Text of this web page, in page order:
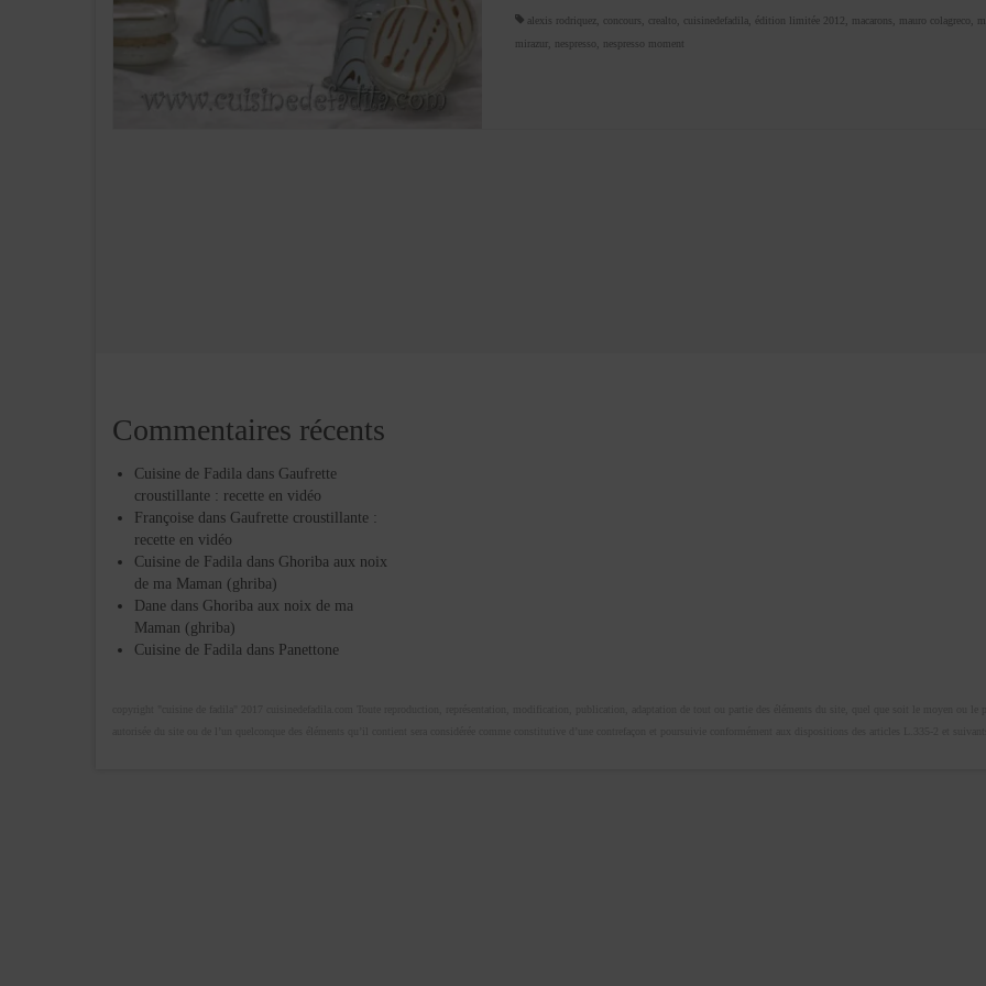
alexis rodriquez, concours, crealto , cuisinedefadila, édition limitée 2012, macarons, mauro colagreco ,
mirazur, nespresso , nespresso moment
Commentaires récents
Cuisine de Fadila dans Gaufrette
croustillante : recette en vidéo
Françoise dans Gaufrette croustillante :
recette en vidéo
Cuisine de Fadila dans Ghoriba aux noix
de ma Maman (ghriba)
Dane dans Ghoriba aux noix de ma
Maman (ghriba)
Cuisine de Fadila dans Panettone